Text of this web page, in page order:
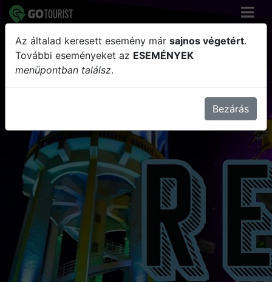
RetroTorony - Náksi Attila
Az általad keresett esemény már sajnos végetért.
További eseményeket az ESEMÉNYEK
menüpontban találsz.
Bezárás